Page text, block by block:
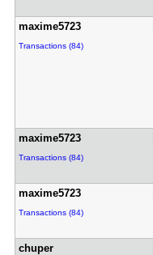
maxime5723
Transactions (84)
maxime5723
Transactions (84)
maxime5723
Transactions (84)
chuper